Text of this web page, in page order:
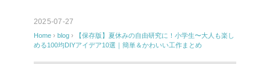
2025-07-27
Home › blog ›
【保存版】夏休みの自由研究に！小学生〜大人も楽し
める100均DIYアイデア10選｜簡単＆かわいい工作まとめ